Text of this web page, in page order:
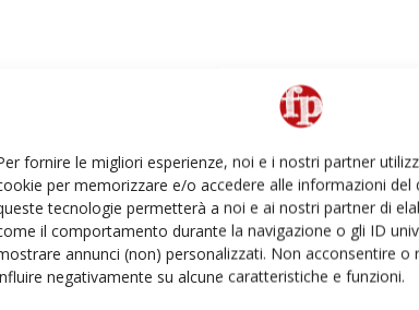
fornire le migliori esperienze, noi e i nostri partner
per memorizzare e/o accedere alle informazioni del
tecnologie permetterà a noi e ai nostri partner di
il comportamento durante la navigazione o gli ID
annunci (non) personalizzati. Non acconsentire o
negativamente su alcune caratteristiche e funzioni.